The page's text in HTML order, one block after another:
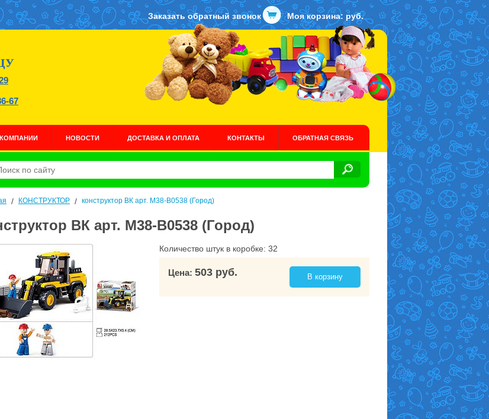
Заказать обратный звонок Моя корзина: руб.
67
НОВОСТИ ДОСТАВКА И ОПЛАТА КОНТАКТЫ ОБРАТНАЯ СВЯЗЬ
/ КОНСТРУКТОР / конструктор ВК арт. M38-B0538 (Город)
ВК арт. M38-B0538 (Город)
Количество штук в коробке: 32
Цена: 503 руб. В корзину